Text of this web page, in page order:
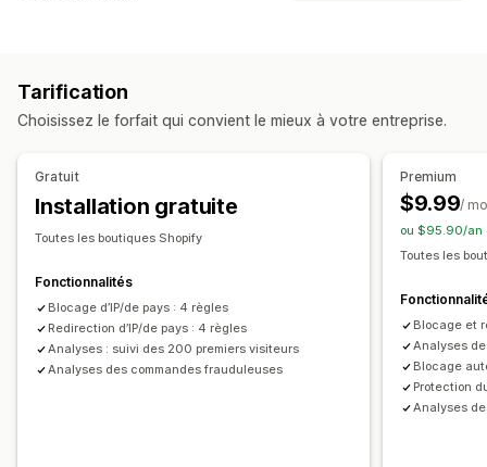
Listes noires Redirections géolocalisées
Protection du contenu
Blocage des courriers indésirables
Alertes et analyses de données
Notifications de fraudes
Analyses de données visiteurs
Rapports des risques
Liste blanche
Paramètres de localisation
Tarification
Choisissez le forfait qui convient le mieux à votre entreprise.
Gratuit
Installation gratuite
Toutes les boutiques Shopify
Fonctionnalités
Blocage d’IP/de pays : 4 règles
Redirection d’IP/de pays : 4 règles
Analyses : suivi des 200 premiers visiteurs
Analyses des commandes frauduleuses
Premium
$9.99/
ou $95.90/an
Toutes les
Blocage et
Analyses
Blocage
Protection
Analyses